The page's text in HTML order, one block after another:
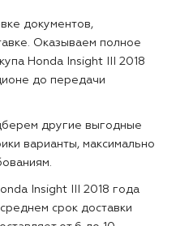
документов,
Оказываем полное
Honda Insight III 2018
до передачи
другие выгодные
варианты, максимально
Insight III 2018 года
срок доставки